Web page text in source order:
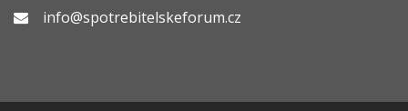
info@spotrebitelskeforum.cz